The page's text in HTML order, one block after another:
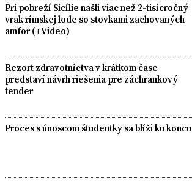
Pri pobreží Sicílie našli viac než 2-tisícročný
vrak rímskej lode so stovkami zachovaných
amfor (+Video)
Rezort zdravotníctva v krátkom čase
predstaví návrh riešenia pre záchrankový
tender
Proces s únoscom študentky sa blíži ku koncu